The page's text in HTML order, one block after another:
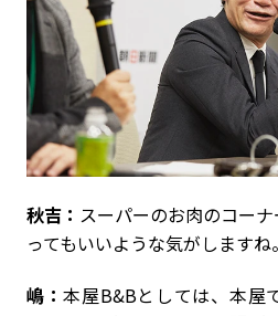
秋吉： スーパーのお肉のコー
ってもいいような気がしますね。
嶋：本屋B&Bとしては、本屋